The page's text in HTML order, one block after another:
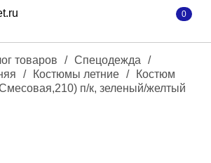
0
товаров / Спецодежда
/
/ Костюмы летние /
Костюм
п/к, зеленый/желтый